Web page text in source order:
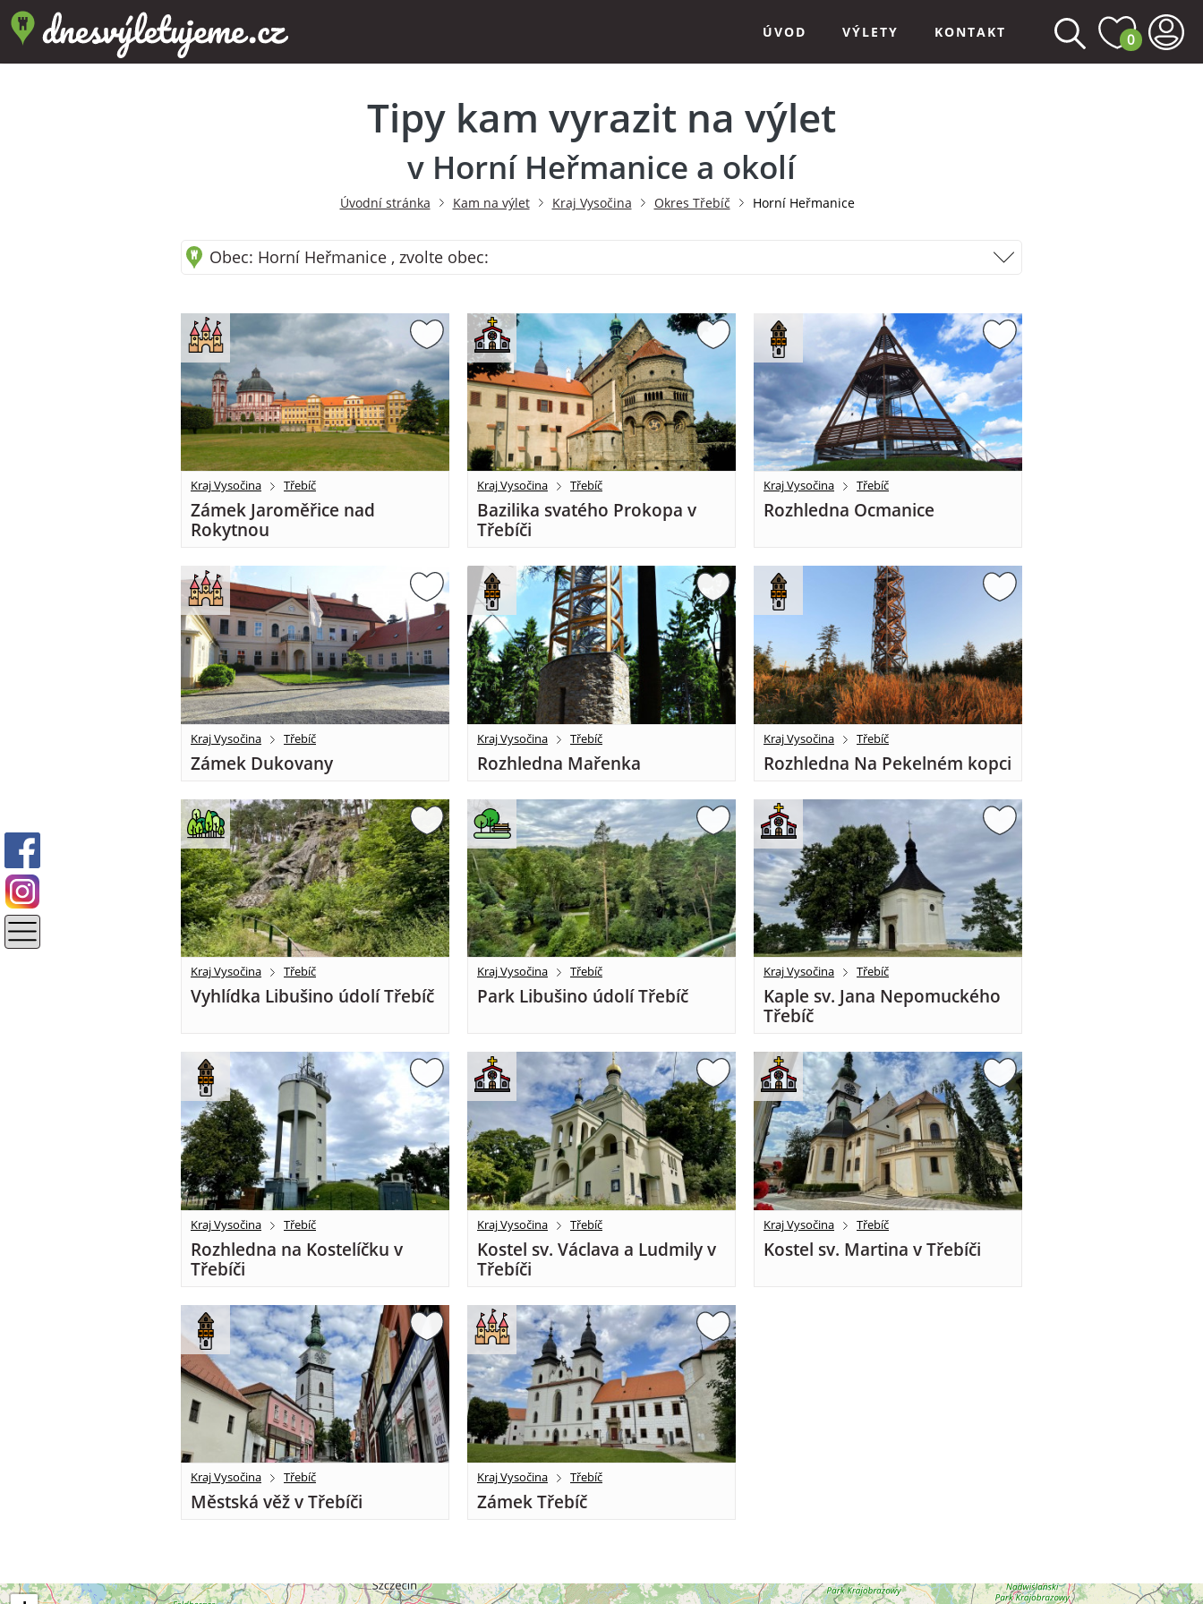
ÚVOD VÝLETY KONTAKT 0
Tipy kam vyrazit na výlet
v Horní Heřmanice a okolí
Úvodní stránka Kam na výlet Kraj Vysočina Okres Třebíč Horní Heřmanice
Obec: Horní Heřmanice , zvolte obec:
Kraj Vysočina Třebíč
Zámek Jaroměřice nad
Rokytnou
Kraj Vysočina Třebíč
Bazilika svatého Prokopa v
Třebíči
Kraj Vysočina Třebíč
Rozhledna Ocmanice
Kraj Vysočina Třebíč
Zámek Dukovany
Kraj Vysočina Třebíč
Rozhledna Mařenka
Kraj Vysočina Třebíč
Rozhledna Na Pekelném kopci
Kraj Vysočina Třebíč
Vyhlídka Libušino údolí Třebíč
Kraj Vysočina Třebíč
Park Libušino údolí Třebíč
Kraj Vysočina Třebíč
Kaple sv. Jana Nepomuckého
Třebíč
Kraj Vysočina Třebíč
Rozhledna na Kostelíčku v
Třebíči
Kraj Vysočina Třebíč
Kostel sv. Václava a Ludmily v
Třebíči
Kraj Vysočina Třebíč
Kostel sv. Martina v Třebíči
Kraj Vysočina Třebíč
Městská věž v Třebíči
Kraj Vysočina Třebíč
Zámek Třebíč